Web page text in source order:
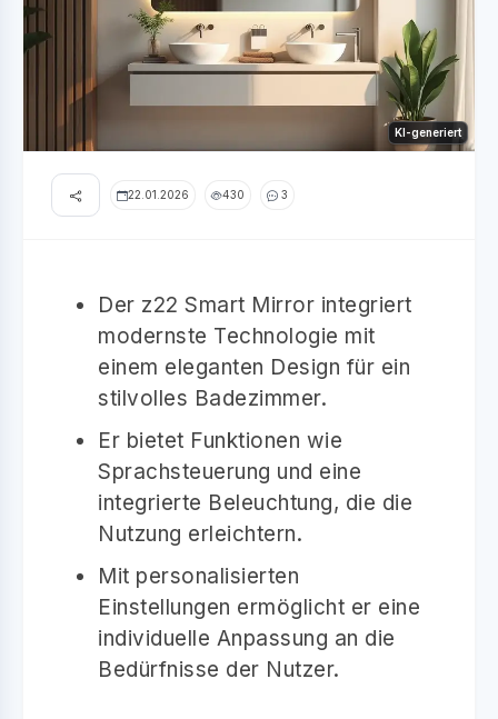
KI-generiert
22.01.2026 430 3
Der z22 Smart Mirror integriert
modernste Technologie mit
einem eleganten Design für ein
stilvolles Badezimmer.
Er bietet Funktionen wie
Sprachsteuerung und eine
integrierte Beleuchtung, die die
Nutzung erleichtern.
Mit personalisierten
Einstellungen ermöglicht er eine
individuelle Anpassung an die
Bedürfnisse der Nutzer.